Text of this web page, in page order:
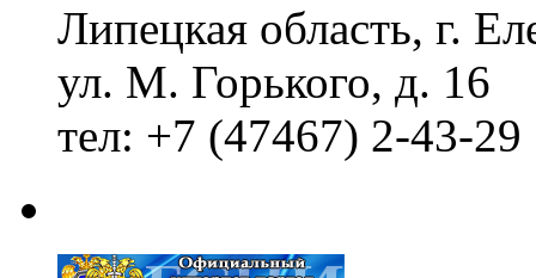
Липецкая область, г.
ул. М. Горького, д. 16
тел: +7 (47467) 2-43-29